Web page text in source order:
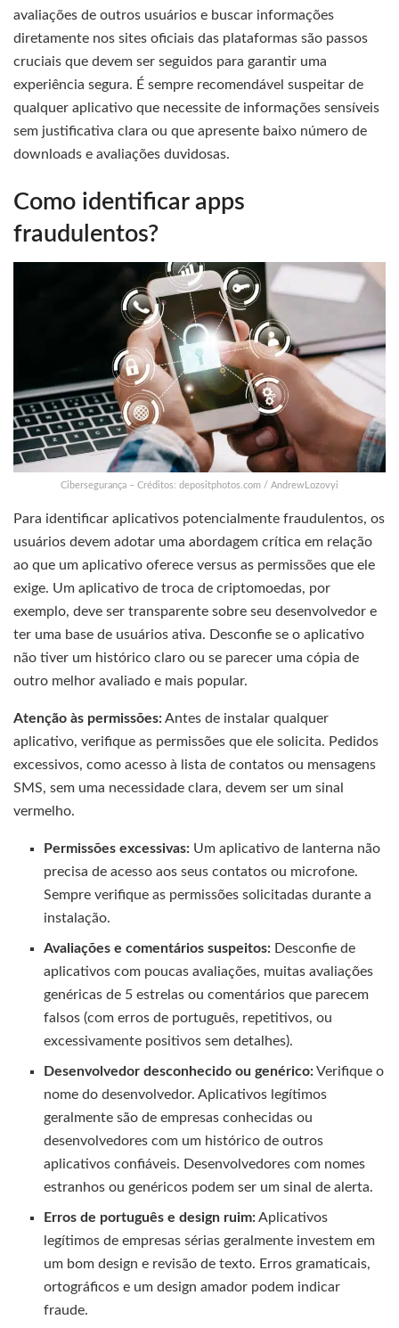
avaliações de outros usuários e buscar informações
diretamente nos sites oficiais das plataformas são passos
cruciais que devem ser seguidos para garantir uma
experiência segura. É sempre recomendável suspeitar de
qualquer aplicativo que necessite de informações sensíveis
sem justificativa clara ou que apresente baixo número de
downloads e avaliações duvidosas.
Como identificar apps
fraudulentos?
Cibersegurança – Créditos: depositphotos.com / AndrewLozovyi
Para identificar aplicativos potencialmente fraudulentos, os
usuários devem adotar uma abordagem crítica em relação
ao que um aplicativo oferece versus as permissões que ele
exige. Um aplicativo de troca de criptomoedas, por
exemplo, deve ser transparente sobre seu desenvolvedor e
ter uma base de usuários ativa. Desconfie se o aplicativo
não tiver um histórico claro ou se parecer uma cópia de
outro melhor avaliado e mais popular.
Atenção às permissões:Antes de instalar qualquer
aplicativo, verifique as permissões que ele solicita. Pedidos
excessivos, como acesso à lista de contatos ou mensagens
SMS, sem uma necessidade clara, devem ser um sinal
vermelho.
Permissões excessivas: Um aplicativo de lanterna não
precisa de acesso aos seus contatos ou microfone.
Sempre verifique as permissões solicitadas durante a
instalação.
Avaliações e comentários suspeitos: Desconfie de
aplicativos com poucas avaliações, muitas avaliações
genéricas de 5 estrelas ou comentários que parecem
falsos (com erros de português, repetitivos, ou
excessivamente positivos sem detalhes).
Desenvolvedor desconhecido ou genérico:Verifique o
nome do desenvolvedor. Aplicativos legítimos
geralmente são de empresas conhecidas ou
desenvolvedores com um histórico de outros
aplicativos confiáveis. Desenvolvedores com nomes
estranhos ou genéricos podem ser um sinal de alerta.
Erros de português e design ruim:Aplicativos
legítimos de empresas sérias geralmente investem em
um bom design e revisão de texto. Erros gramaticais,
ortográficos e um design amador podem indicar
fraude.